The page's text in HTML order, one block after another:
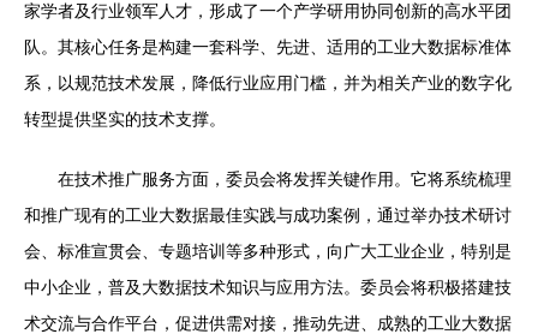
家学者及行业领军人才，形成了一个产学研用协同创新的高水平团
队。其核心任务是构建一套科学、先进、适用的工业大数据标准体
系，以规范技术发展，降低行业应用门槛，并为相关产业的数字化
转型提供坚实的技术支撑。
在技术推广服务方面，委员会将发挥关键作用。它将系统梳理
和推广现有的工业大数据最佳实践与成功案例，通过举办技术研讨
会、标准宣贯会、专题培训等多种形式，向广大工业企业，特别是
中小企业，普及大数据技术知识与应用方法。委员会将积极搭建技
术交流与合作平台，促进供需对接，推动先进、成熟的工业大数据